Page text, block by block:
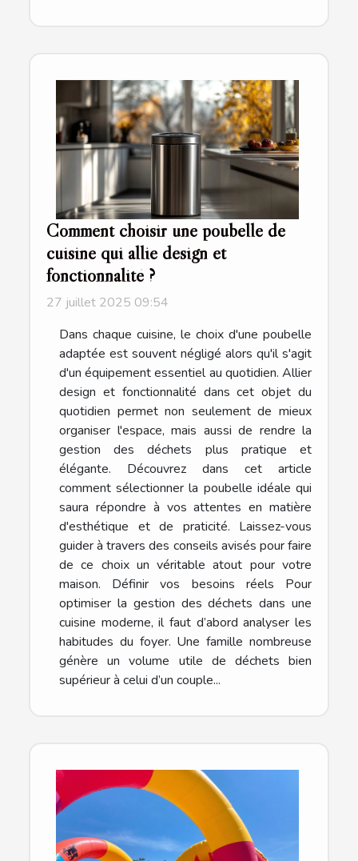
Comment choisir une poubelle de
cuisine qui allie design et
fonctionnalité ?
27 juillet 2025 09:54
Dans chaque cuisine, le choix d'une poubelle
adaptée est souvent négligé alors qu'il s'agit
d'un équipement essentiel au quotidien. Allier
design et fonctionnalité dans cet objet du
quotidien permet non seulement de mieux
organiser l'espace, mais aussi de rendre la
gestion des déchets plus pratique et
élégante. Découvrez dans cet article
comment sélectionner la poubelle idéale qui
saura répondre à vos attentes en matière
d'esthétique et de praticité. Laissez-vous
guider à travers des conseils avisés pour faire
de ce choix un véritable atout pour votre
maison. Définir vos besoins réels Pour
optimiser la gestion des déchets dans une
cuisine moderne, il faut d’abord analyser les
habitudes du foyer. Une famille nombreuse
génère un volume utile de déchets bien
supérieur à celui d’un couple...